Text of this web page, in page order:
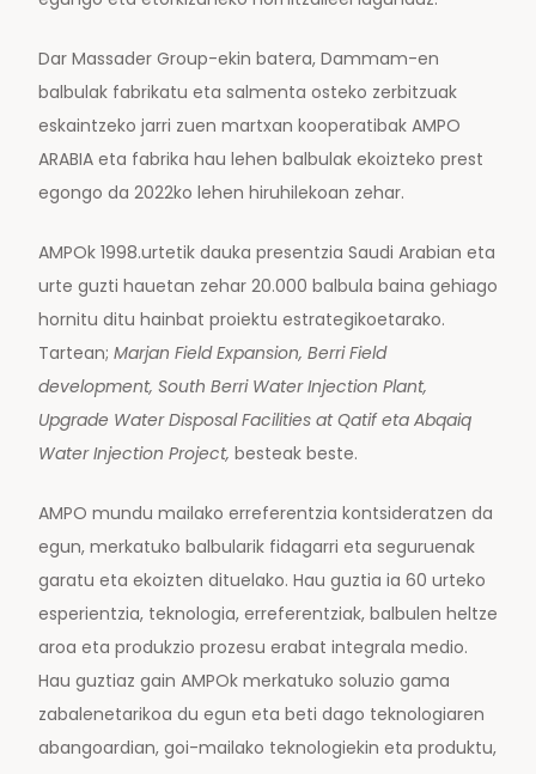
Dar Massader Group-ekin batera, Dammam-en
balbulak fabrikatu eta salmenta osteko zerbitzuak
eskaintzeko jarri zuen martxan kooperatibak AMPO
ARABIA eta fabrika hau lehen balbulak ekoizteko prest
egongo da 2022ko lehen hiruhilekoan zehar.
AMPOk 1998.urtetik dauka presentzia Saudi Arabian eta
urte guzti hauetan zehar 20.000 balbula baina gehiago
hornitu ditu hainbat proiektu estrategikoetarako.
Tartean; Marjan Field Expansion, Berri Field
development, South Berri Water Injection Plant,
Upgrade Water Disposal Facilities at Qatifeta Abqaiq
Water Injection Project, besteak beste.
AMPO mundu mailako erreferentzia kontsideratzen da
egun, merkatuko balbularik fidagarri eta seguruenak
garatu eta ekoizten dituelako. Hau guztia ia 60 urteko
esperientzia, teknologia, erreferentziak, balbulen heltze
aroa eta produkzio prozesu erabat integrala medio.
Hau guztiaz gain AMPOk merkatuko soluzio gama
zabalenetarikoa du egun eta beti dago teknologiaren
abangoardian, goi-mailako teknologiekin eta produktu,